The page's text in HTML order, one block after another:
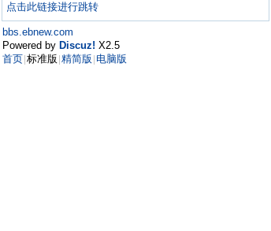
点击此链接进行跳转
bbs.ebnew.com
Powered by Discuz! X2.5
首页 标准版 精简版 电脑版